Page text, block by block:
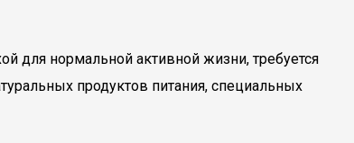
для нормальной активной жизни, требуется
продуктов питания, специальных